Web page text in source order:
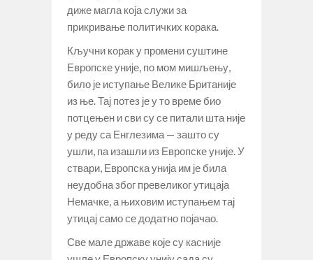
диже магла која служи за
прикривање политичких корака.
Кључни корак у промени суштине
Европске уније, по мом мишљењу,
било је иступање Велике Британије
из ње. Тај потез је у то време био
потцењен и сви су се питали шта није
у реду са Енглезима — зашто су
ушли, па изашли из Европске уније. У
ствари, Европска унија им је била
неудобна због превеликог утицаја
Немачке, а њиховим иступањем тај
утицај само се додатно појачао.
Све мале државе које су касније